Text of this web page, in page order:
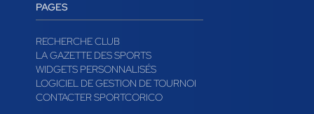
PAGES
RECHERCHE CLUB
LA GAZETTE DES SPORTS
WIDGETS PERSONNALISÉS
LOGICIEL DE GESTION DE TOURNOI
CONTACTER SPORTCORICO